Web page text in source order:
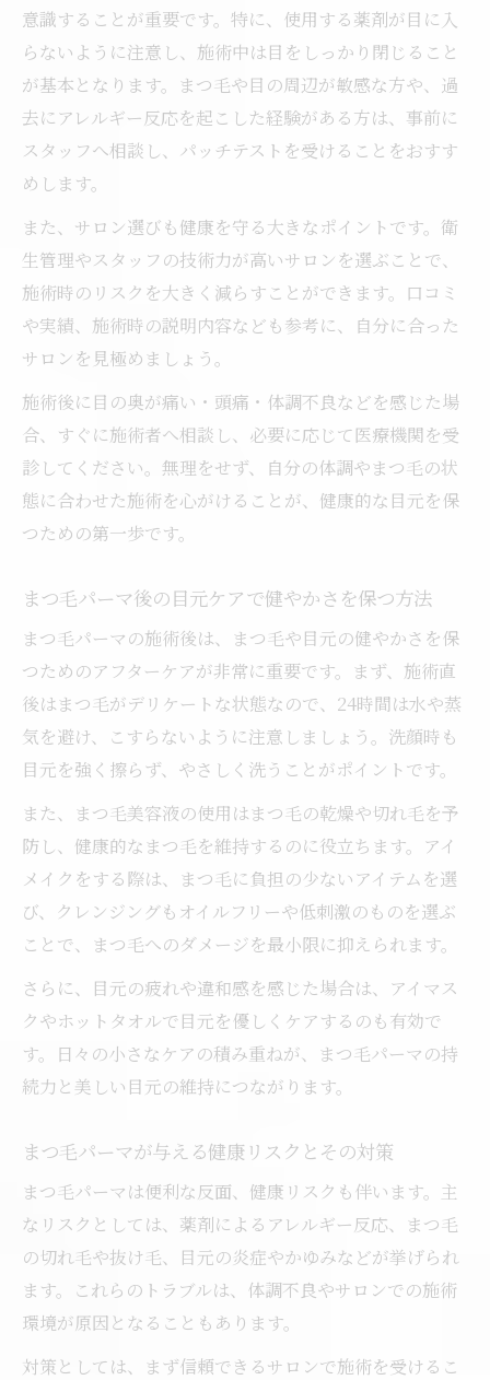
意識することが重要です。特に、使用する薬剤が目に入
らないように注意し、施術中は目をしっかり閉じること
が基本となります。まつ毛や目の周辺が敏感な方や、過
去にアレルギー反応を起こした経験がある方は、事前に
スタッフへ相談し、パッチテストを受けることをおすす
めします。
また、サロン選びも健康を守る大きなポイントです。衛
生管理やスタッフの技術力が高いサロンを選ぶことで、
施術時のリスクを大きく減らすことができます。口コミ
や実績、施術時の説明内容なども参考に、自分に合った
サロンを見極めましょう。
施術後に目の奥が痛い・頭痛・体調不良などを感じた場
合、すぐに施術者へ相談し、必要に応じて医療機関を受
診してください。無理をせず、自分の体調やまつ毛の状
態に合わせた施術を心がけることが、健康的な目元を保
つための第一歩です。
まつ毛パーマ後の目元ケアで健やかさを保つ方法
まつ毛パーマの施術後は、まつ毛や目元の健やかさを保
つためのアフターケアが非常に重要です。まず、施術直
後はまつ毛がデリケートな状態なので、24時間は水や蒸
気を避け、こすらないように注意しましょう。洗顔時も
目元を強く擦らず、やさしく洗うことがポイントです。
また、まつ毛美容液の使用はまつ毛の乾燥や切れ毛を予
防し、健康的なまつ毛を維持するのに役立ちます。アイ
メイクをする際は、まつ毛に負担の少ないアイテムを選
び、クレンジングもオイルフリーや低刺激のものを選ぶ
ことで、まつ毛へのダメージを最小限に抑えられます。
さらに、目元の疲れや違和感を感じた場合は、アイマス
クやホットタオルで目元を優しくケアするのも有効で
す。日々の小さなケアの積み重ねが、まつ毛パーマの持
続力と美しい目元の維持につながります。
まつ毛パーマが与える健康リスクとその対策
まつ毛パーマは便利な反面、健康リスクも伴います。主
なリスクとしては、薬剤によるアレルギー反応、まつ毛
の切れ毛や抜け毛、目元の炎症やかゆみなどが挙げられ
ます。これらのトラブルは、体調不良やサロンでの施術
環境が原因となることもあります。
対策としては、まず信頼できるサロンで施術を受けるこ